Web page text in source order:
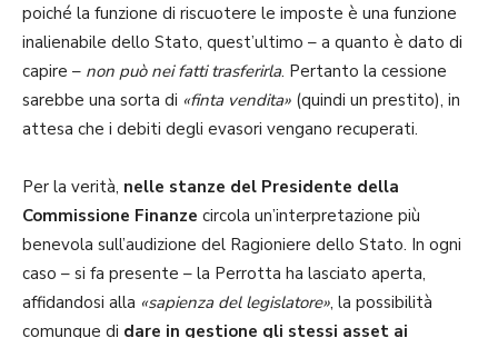
poiché la funzione di riscuotere le imposte è una funzione
inalienabile dello Stato, quest’ultimo – a quanto è dato di
capire – non può nei fatti trasferirla. Pertanto la cessione
sarebbe una sorta di «finta vendita» (quindi un prestito), in
attesa che i debiti degli evasori vengano recuperati.
Per la verità, nelle stanze del Presidente della
Commissione Finanze circola un’interpretazione più
benevola sull’audizione del Ragioniere dello Stato. In ogni
caso – si fa presente – la Perrotta ha lasciato aperta,
affidandosi alla «sapienza del legislatore», la possibilità
comunque di dare in gestione gli stessi asset ai